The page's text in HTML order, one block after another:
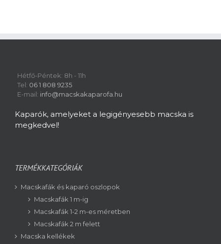
Hétfő-Péntek: 8h - 11h
Tel: 06 1 808 9235
E-mail: info@macskakaparofa.hu
Kaparók, amelyeket a legigényesebb macska is
megkedvel!
TERMÉKKATEGÓRIÁK
Macskafák és kaparó oszlopok
Macskafák 1 m-ig
Macskafák 1-2 m-es méretben
Macskafák 2 m felett
Macska kellékek